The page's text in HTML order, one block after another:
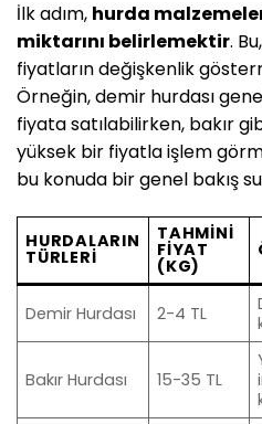
İlk adım, hurda
miktarını belirlemektir.
fiyatların değişkenlik
Örneğin, demir hurdası
fiyata satılabilirken, bakır
yüksek bir fiyatla işlem
bu konuda bir genel bakış
HURDALARIN
TÜRLERI
TAHMINI
FIYAT
(KG)
Demir Hurdası 2-4 TL
Bakır Hurdası 15-35 TL